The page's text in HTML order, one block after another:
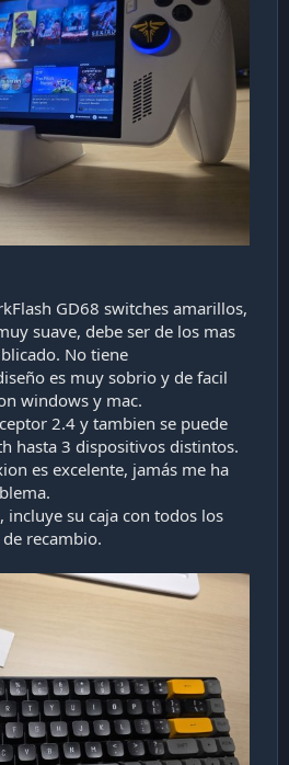
GD68 switches amarillos,
suave, debe ser de los mas
No tiene
es muy sobrio y de facil
windows y mac.
2.4 y tambien se puede
hasta 3 dispositivos distintos.
es excelente, jamás me ha
incluye su caja con todos los
recambio.